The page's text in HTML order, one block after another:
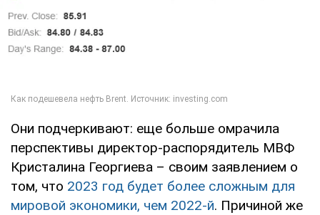
Они подчеркивают: еще больше омрачила
перспективы директор-распорядитель МВФ
Кристалина Георгиева – своим заявлением о
том, что 2023 год будет более сложным для
мировой экономики, чем 2022-й. Причиной же